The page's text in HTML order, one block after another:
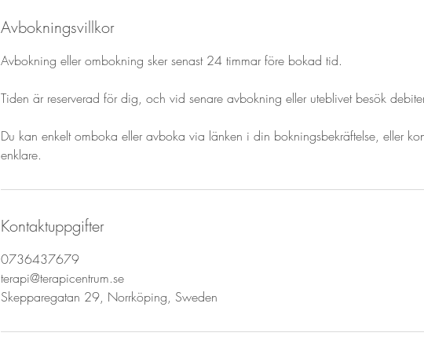
Avbokningsvillkor
Avbokning eller ombokning sker senast 24 timmar före bokad tid.
Tiden är reserverad för dig, och vid senare avbokning eller uteblivet besök
Du kan enkelt omboka eller avboka via länken i din bokningsbekräftelse, eller
enklare.
Kontaktuppgifter
0736437679
terapi@terapicentrum.se
Skepparegatan 29, Norrköping, Sweden